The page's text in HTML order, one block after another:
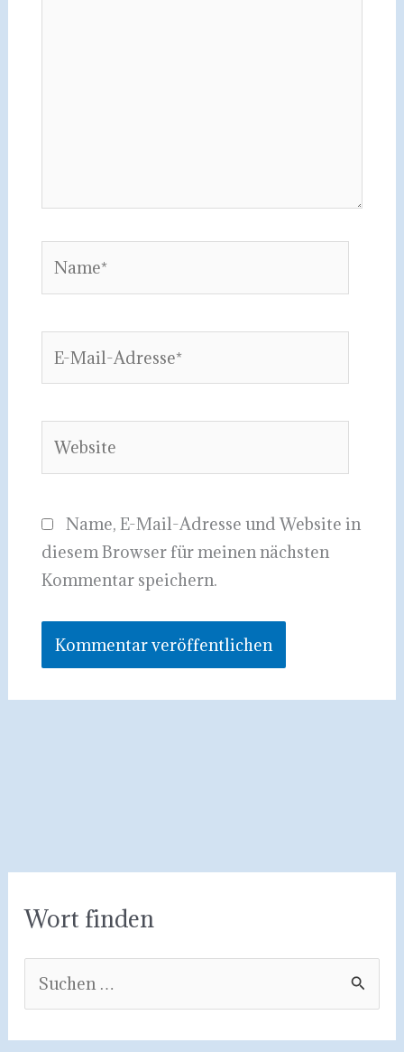
Mail-
Name, E-Mail-Adresse und Website in
diesem Browser für meinen nächsten
Kommentar speichern.
Wort finden
u